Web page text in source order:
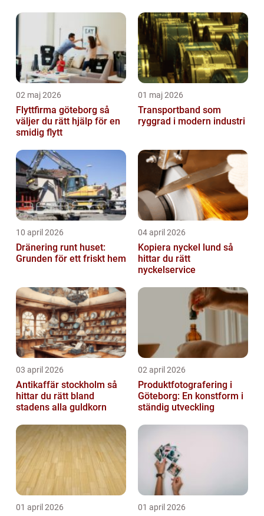
02 maj 2026
Flyttfirma göteborg så
väljer du rätt hjälp för en
smidig flytt
01 maj 2026
Transportband som
ryggrad i modern industri
10 april 2026
Dränering runt huset:
Grunden för ett friskt hem
04 april 2026
Kopiera nyckel lund så
hittar du rätt
nyckelservice
03 april 2026
Antikaffär stockholm så
hittar du rätt bland
stadens alla guldkorn
02 april 2026
Produktfotografering i
Göteborg: En konstform i
ständig utveckling
01 april 2026 01 april 2026